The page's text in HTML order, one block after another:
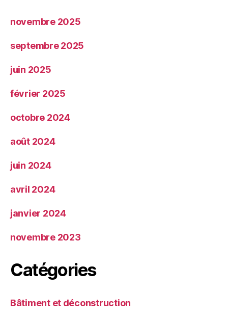
novembre 2025
septembre 2025
juin 2025
février 2025
octobre 2024
août 2024
juin 2024
avril 2024
janvier 2024
novembre 2023
Catégories
Bâtiment et déconstruction